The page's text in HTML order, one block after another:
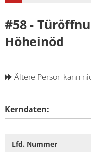
#58 -
Höheinöd
Ältere Person kann
Kerndaten:
Lfd. Nummer